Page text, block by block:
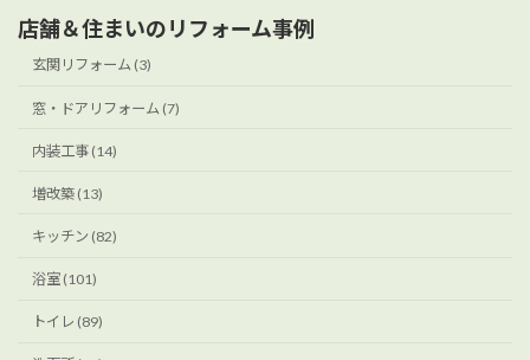
店舗＆住まいのリフォーム事例
玄関リフォーム (3)
窓・ドアリフォーム (7)
内装工事 (14)
増改築 (13)
キッチン (82)
浴室 (101)
トイレ (89)